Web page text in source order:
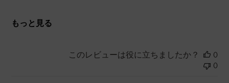
もっと見る
このレビューは役に立ちましたか？
0
0